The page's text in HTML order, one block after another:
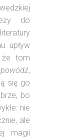
do
upływ
że tom
,
się go
bo
nie
ale
magii